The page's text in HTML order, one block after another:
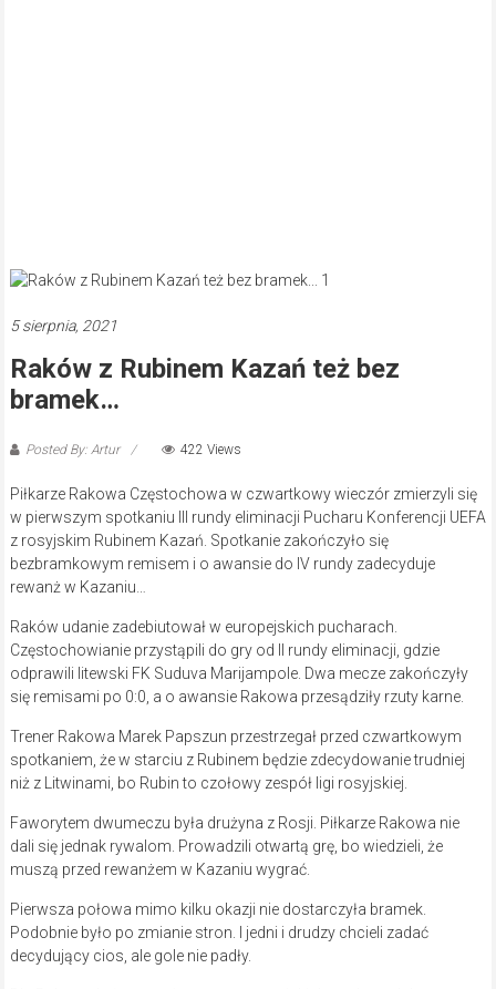
5 sierpnia, 2021
Raków z Rubinem Kazań też bez
bramek…
Posted By: Artur 422 Views
Piłkarze Rakowa Częstochowa w czwartkowy wieczór zmierzyli się
w pierwszym spotkaniu III rundy eliminacji Pucharu Konferencji UEFA
z rosyjskim Rubinem Kazań. Spotkanie zakończyło się
bezbramkowym remisem i o awansie do IV rundy zadecyduje
rewanż w Kazaniu…
Raków udanie zadebiutował w europejskich pucharach.
Częstochowianie przystąpili do gry od II rundy eliminacji, gdzie
odprawili litewski FK Suduva Marijampole. Dwa mecze zakończyły
się remisami po 0:0, a o awansie Rakowa przesądziły rzuty karne.
Trener Rakowa Marek Papszun przestrzegał przed czwartkowym
spotkaniem, że w starciu z Rubinem będzie zdecydowanie trudniej
niż z Litwinami, bo Rubin to czołowy zespół ligi rosyjskiej.
Faworytem dwumeczu była drużyna z Rosji. Piłkarze Rakowa nie
dali się jednak rywalom. Prowadzili otwartą grę, bo wiedzieli, że
muszą przed rewanżem w Kazaniu wygrać.
Pierwsza połowa mimo kilku okazji nie dostarczyła bramek.
Podobnie było po zmianie stron. I jedni i drudzy chcieli zadać
decydujący cios, ale gole nie padły.